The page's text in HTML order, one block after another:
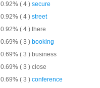
0.92% ( 4 ) secure
0.92% ( 4 ) street
0.92% ( 4 ) there
0.69% ( 3 ) booking
0.69% ( 3 ) business
0.69% ( 3 ) close
0.69% ( 3 ) conference